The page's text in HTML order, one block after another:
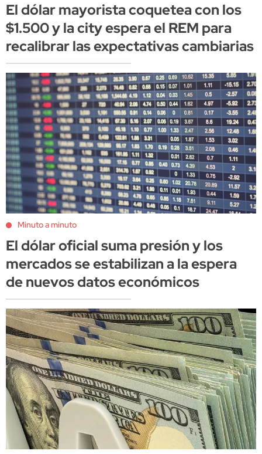
El dólar mayorista coquetea con los
$1.500 y la city espera el REM para
recalibrar las expectativas cambiarias
Minuto a minuto
El dólar oficial suma presión y los
mercados se estabilizan a la espera
de nuevos datos económicos